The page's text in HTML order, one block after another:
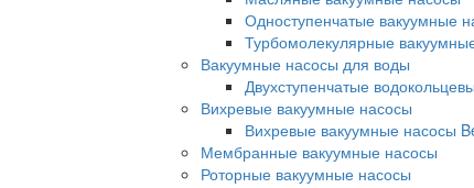
Одноступенчатые вакуумные
Турбомолекулярные
Вакуумные насосы для воды
Двухступенчатые
Вихревые вакуумные насосы
Вихревые вакуумные насосы
Мембранные вакуумные насосы
Роторные вакуумные насосы